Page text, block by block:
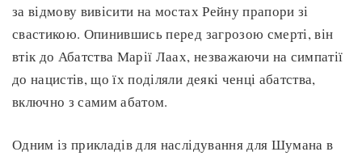
за відмову вивісити на мостах Рейну прапори зі
свастикою. Опинившись перед загрозою смерті, він
втік до Абатства Марії Лаах, незважаючи на симпатії
до нацистів, що їх поділяли деякі ченці абатства,
включно з самим абатом.
Одним із прикладів для наслідування для Шумана в